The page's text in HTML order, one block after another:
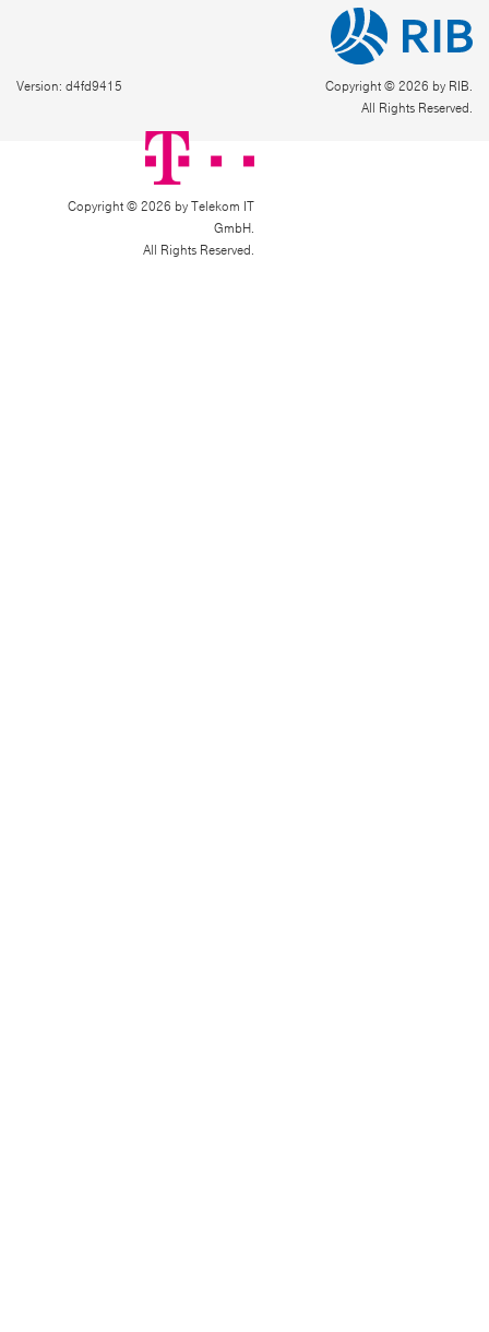
Version: d4fd9415
Copyright © 2026 by RIB.
All Rights Reserved.
Copyright © 2026 by Telekom IT
GmbH.
All Rights Reserved.